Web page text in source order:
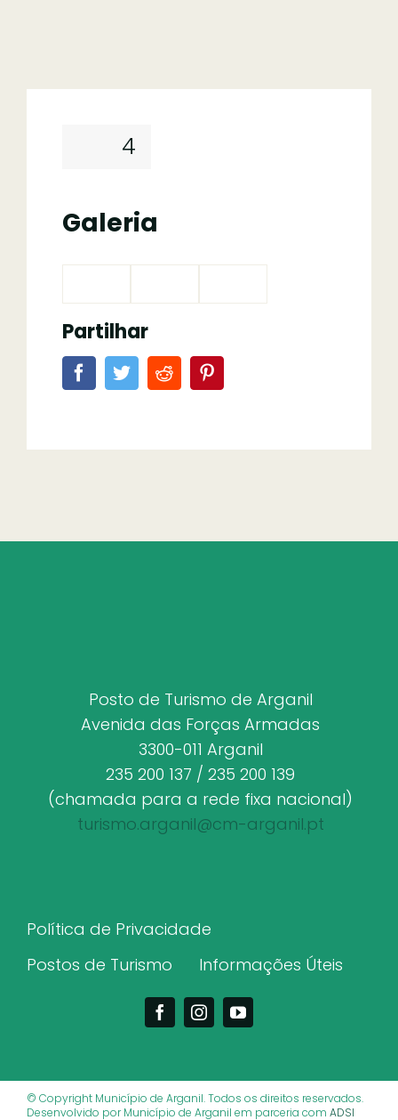
4
Galeria
Partilhar
Posto de Turismo de Arganil
Avenida das Forças Armadas
3300-011 Arganil
235 200 137 / 235 200 139
(chamada para a rede fixa nacional)
turismo.arganil@cm-arganil.pt
Política de Privacidade
Postos de Turismo
Informações Úteis
© Copyright Município de Arganil. Todos os direitos reservados.
Desenvolvido por Município de Arganil em parceria com ADSI